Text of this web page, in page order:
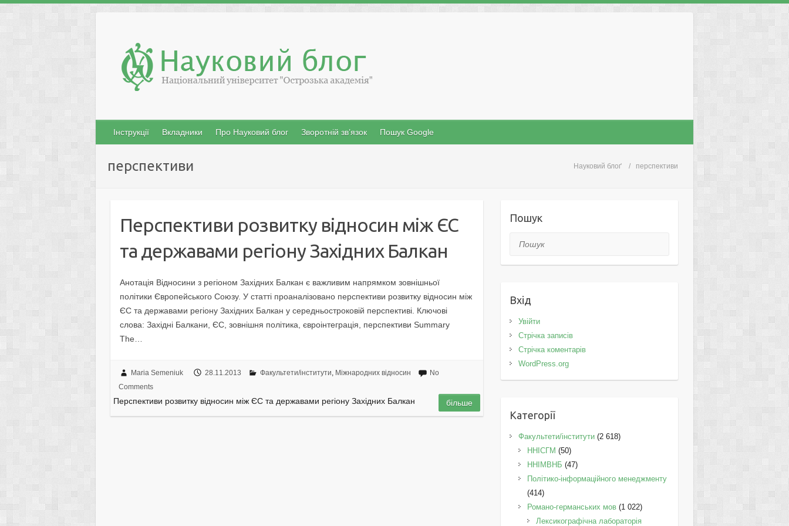
content
Інструкції Вкладники Про Науковий блог Зворотній зв’язок Пошук Google
Науковий блоґ перспективи
перспективи
Перспективи розвитку відносин між ЄС
та державами регіону Західних Балкан
Анотація Відносини з регіоном Західних Балкан є важливим напрямком зовнішньої
політики Європейського Союзу. У статті проаналізовано перспективи розвитку відносин між
ЄС та державами регіону Західних Балкан у середньостроковій перспективі. Ключові
слова: Західні Балкани, ЄС, зовнішня політика, євроінтеграція, перспективи Summary
The…
Maria Semeniuk 28.11.2013 Факультети/інститути, Міжнародних відносин
No
Comments
Перспективи розвитку відносин між ЄС та державами регіону Західних Балкан більше
Пошук
Пошук
Вхід
Увійти
Стрічка записів
Стрічка коментарів
WordPress.org
Категорії
Факультети/інститути(2 618)
ННІСГМ (50)
ННІМВНБ (47)
Політико-інформаційного менеджменту
(414)
Романо-германських мов(1 022)
Лексикографічна лабораторія